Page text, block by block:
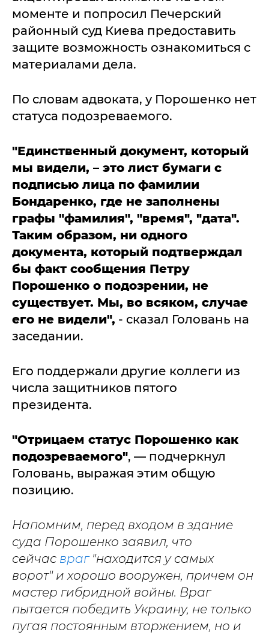
моменте и попросил Печерский
районный суд Киева предоставить
защите возможность ознакомиться с
материалами дела.
По словам адвоката, у Порошенко нет
статуса подозреваемого.
"Единственный документ, который
мы видели, – это лист бумаги с
подписью лица по фамилии
Бондаренко, где не заполнены
графы "фамилия", "время", "дата".
Таким образом, ни одного
документа, который подтверждал
бы факт сообщения Петру
Порошенко о подозрении, не
существует. Мы, во всяком, случае
его не видели", - сказал Головань на
заседании.
Его поддержали другие коллеги из
числа защитников пятого
президента.
"Отрицаем статус Порошенко как
подозреваемого", — подчеркнул
Головань, выражая этим общую
позицию.
Напомним, перед входом в здание
суда Порошенко заявил, что
сейчас враг "находится у самых
ворот" и хорошо вооружен, причем он
мастер гибридной войны. Враг
пытается победить Украину, не только
пугая постоянным вторжением, но и